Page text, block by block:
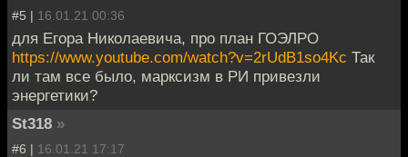
#5 | 16.01.21 00:36
для Егора Николаевича, про план ГОЭЛРО
https://www.youtube.com/watch?v=2rUdB1so4Kc Так
ли там все было, марксизм в РИ привезли
энергетики?
St318 »
#6 | 16.01.21 17:17